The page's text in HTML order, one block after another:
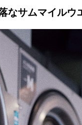
なサムマイルウ